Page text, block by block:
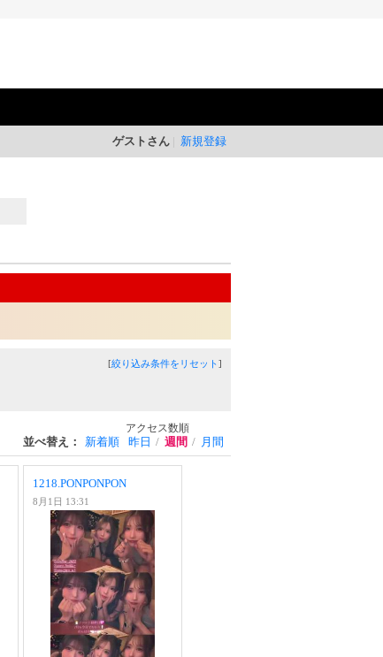
ゲストさん 新規登録
[絞り込み条件をリセット]
並べ替え： 新着順
アクセス数順
昨日 週間 月間
1218.PONPONPON
8月1日 13:31